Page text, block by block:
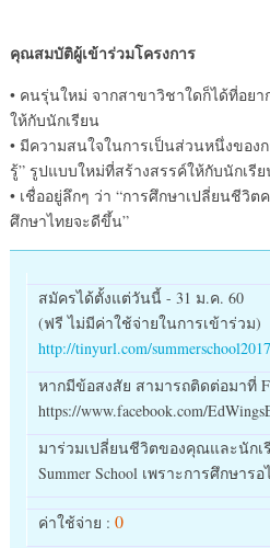
คุณสมบัติผู้เข้าร่วมโครงการ
• คนรุ่นใหม่ จากสาขาวิชาใดก็ได้ที่อยา
ให้กับนักเรียน
• มีความสนใจในการเป็นส่วนหนึ่งของ
รู้” รูปแบบใหม่ที่สร้างสรรค์ให้กับนักเรีย
• เชื่ออยู่ลึกๆ ว่า “การศึกษาเปลี่ยนชีวิ
ศึกษาไทยจะดีขึ้น”
สมัครได้ตั้งแต่วันนี้ - 31 ม.ค. 60
(ฟรี ไม่มีค่าใช้จ่ายในการเข้าร่วม)
http://tinyurl.com/summerschool2017
หากมีข้อสงสัย สามารถติดต่อมาที่
https://www.facebook.com/
มาร่วมเปลี่ยนชีวิตของคุณและนักเ
Summer School เพราะการศึกษา
ค่าใช้จ่าย : 0